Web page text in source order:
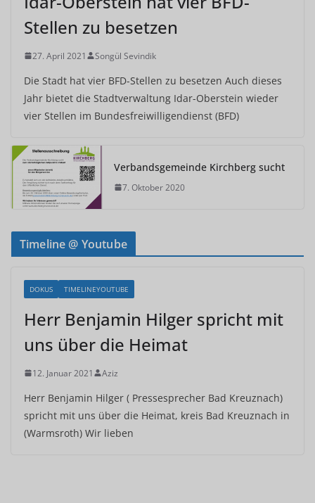
Stellen zu besetzen
27. April 2021 Songül Sevindik
Die Stadt hat vier BFD-Stellen zu besetzen Auch dieses
Jahr bietet die Stadtverwaltung Idar-Oberstein wieder
vier Stellen im Bundesfreiwilligendienst (BFD)
Verbandsgemeinde Kirchberg sucht
7. Oktober 2020
Timeline @ Youtube
DOKUS TIMELINEYOUTUBE
Herr Benjamin Hilger spricht mit
uns über die Heimat
12. Januar 2021 Aziz
Herr Benjamin Hilger ( Pressesprecher Bad Kreuznach)
spricht mit uns über die Heimat, kreis Bad Kreuznach in
(Warmsroth) Wir lieben